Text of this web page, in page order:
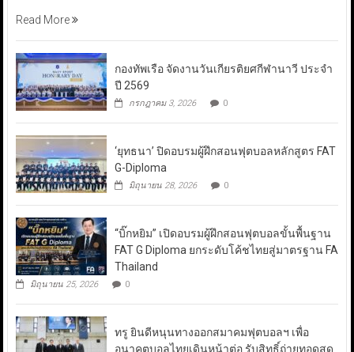
Read More
กองทัพเรือ จัดงานวันเกียรติยศกีฬานาวี ประจำ
ปี 2569
กรกฎาคม 3, 2026 0
‘ยุทธนา’ ปิดอบรมผู้ฝึกสอนฟุตบอลหลักสูตร FAT
G-Diploma
มิถุนายน 28, 2026 0
“บิ๊กหยิม” เปิดอบรมผู้ฝึกสอนฟุตบอลขั้นพื้นฐาน
FAT G Diploma ยกระดับโค้ชไทยสู่มาตรฐาน FA
Thailand
มิถุนายน 25, 2026 0
ทรู ยินดีหนุนทางออกสมาคมฟุตบอลฯ เพื่อ
อนาคตบอลไทยเดินหน้าต่อ รับสิทธิ์ถ่ายทอดสด